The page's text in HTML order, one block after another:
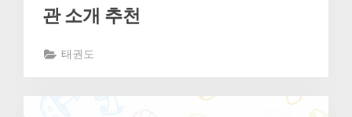
관 소개 추천
태권도